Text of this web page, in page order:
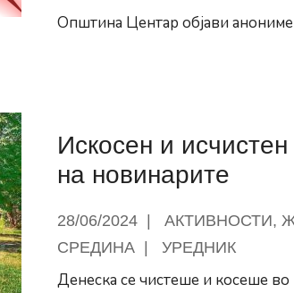
Општина Центар објави
Искосен и
на новинарите
28/06/2024 АКТИВНОСТИ,
СРЕДИНА
УРЕДНИК
Денеска се чистеше и косеше